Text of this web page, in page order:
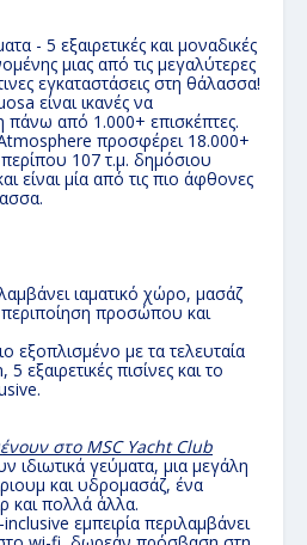
- 5 εξαιρετικές και μοναδικές
μιας από τις μεγαλύτερες
εγκαταστάσεις στη θάλασσα!
είναι ικανές να
από 1.000+ επισκέπτες.
προσφέρει 18.000+
107 τ.μ. δημόσιου
είναι μία από τις πιο άφθονες
.
ιαματικό χώρο, μασάζ
προσώπου και
εξοπλισμένο με τα τελευταία
εξαιρετικές πισίνες και το
στο MSC Yacht Club
γεύματα, μια μεγάλη
και υδρομασάζ, ένα
και πολλά άλλα.
εμπειρία περιλαμβάνει